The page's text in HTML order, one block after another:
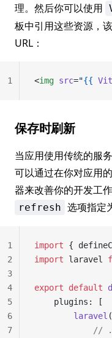
理。然后你可以使用
板中引用这些资源，
URL：
<img src="{{
1
保存时刷新
当应用使用传统的服
可以通过在你对应用
器来改善你的开发工
refresh 选项指定
import {
import laravel
export default
    plugins: [
        laravel
//
1
2
3
4
5
6
7